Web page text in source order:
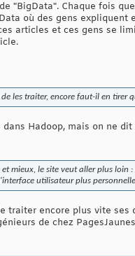
"BigData". Chaque fois
où des gens expliquent
articles et ces gens se
les traiter, encore faut-il en tirer
Hadoop, mais on ne
mieux, le site veut aller plus loin
utilisateur plus
traiter encore plus vite
de chez